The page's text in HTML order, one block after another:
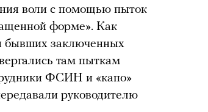
воли с помощью пыток
форме». Как
бывших заключенных
там пыткам
ФСИН и «капо»
руководителю